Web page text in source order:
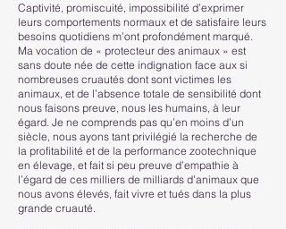
Captivité, promiscuité, impossibilité d’exprimer
leurs comportements normaux et de satisfaire leurs
besoins quotidiens m’ont profondément marqué.
Ma vocation de « protecteur des animaux » est
sans doute née de cette indignation face aux si
nombreuses cruautés dont sont victimes les
animaux, et de l’absence totale de sensibilité dont
nous faisons preuve, nous les humains, à leur
égard. Je ne comprends pas qu’en moins d’un
siècle, nous ayons tant privilégié la recherche de
la profitabilité et de la performance zootechnique
en élevage, et fait si peu preuve d’empathie à
l’égard de ces milliers de milliards d’animaux que
nous avons élevés, fait vivre et tués dans la plus
grande cruauté.